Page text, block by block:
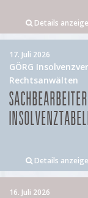
Details
17. Juli 2026
GÖRG
Rechtsanwälten
Details
16. Juli 2026